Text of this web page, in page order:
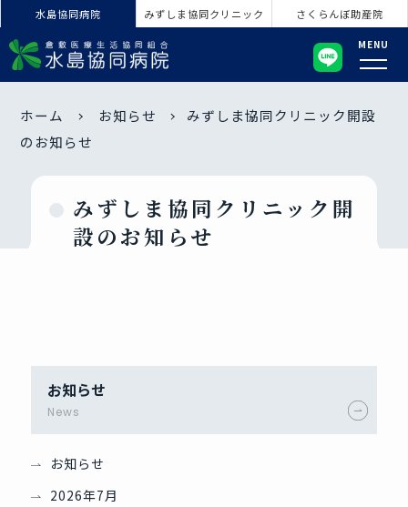
水島協同病院 みずしま協同クリニック さくらんぼ助産院
MENU
ホーム お知らせ
みずしま協同クリニック開設
のお知らせ
みずしま協同クリニック開
設のお知らせ
お知らせ
News
お知らせ
2026年7月